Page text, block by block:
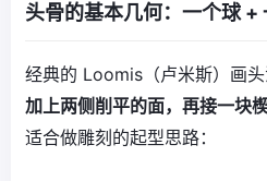
头骨的基本几何：一个球 +
经典的 Loomis（卢米斯）画
加上两侧削平的面，再接一块
适合做雕刻的起型思路：